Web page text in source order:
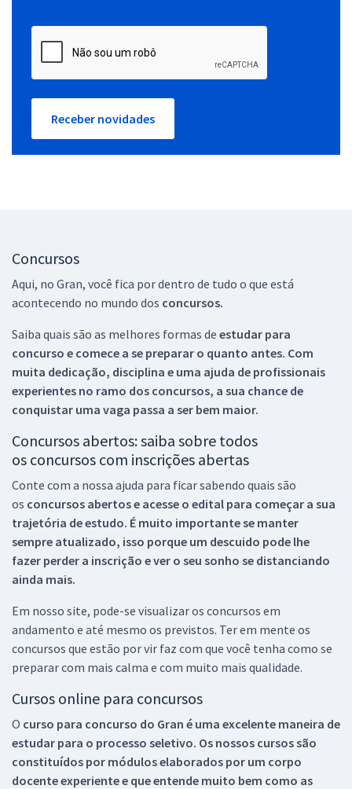
Receber novidades
Concursos
Aqui, no Gran, você fica por dentro de tudo o que está
acontecendo no mundo dos concursos.
Saiba quais são as melhores formas de estudar para
concurso e comece a se preparar o quanto antes. Com
muita dedicação, disciplina e uma ajuda de profissionais
experientes no ramo dos concursos, a sua chance de
conquistar uma vaga passa a ser bem maior.
Concursos abertos: saiba sobre todos
os concursos com inscrições abertas
Conte com a nossa ajuda para ficar sabendo quais são
os concursos abertos e acesse o edital para começar a sua
trajetória de estudo. É muito importante se manter
sempre atualizado, isso porque um descuido pode lhe
fazer perder a inscrição e ver o seu sonho se distanciando
ainda mais.
Em nosso site, pode-se visualizar os concursos em
andamento e até mesmo os previstos. Ter em mente os
concursos que estão por vir faz com que você tenha como se
preparar com mais calma e com muito mais qualidade.
Cursos online para concursos
O curso para concurso do Gran é uma excelente maneira de
estudar para o processo seletivo. Os nossos cursos são
constituídos por módulos elaborados por um corpo
docente experiente e que entende muito bem como as